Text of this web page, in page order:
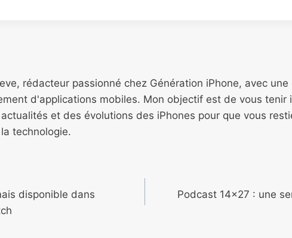
rédacteur passionné chez Génération iPhone, avec une
d'applications mobiles. Mon objectif est de vous tenir
et des évolutions des iPhones pour que vous
technologie.
disponible dans
Podcast 14×27 : une